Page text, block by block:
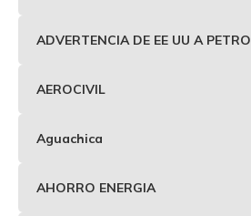
ADVERTENCIA DE EE UU A PETRO
AEROCIVIL
Aguachica
AHORRO ENERGIA